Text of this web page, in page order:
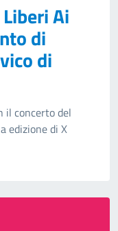
Ai
di
di
il concerto del
edizione di X